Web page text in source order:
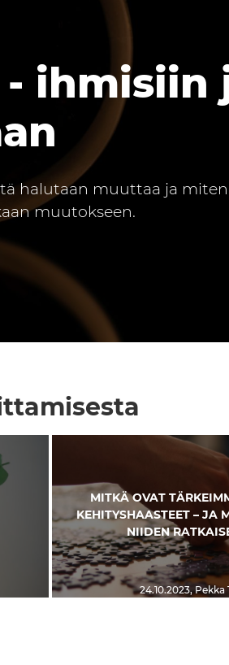
ihmisiin
halutaan muuttaa ja
muutokseen.
MITKÄ OVAT
KEHITYSHAASTEET – JA
NIIDEN
24.10.2023,Pekka